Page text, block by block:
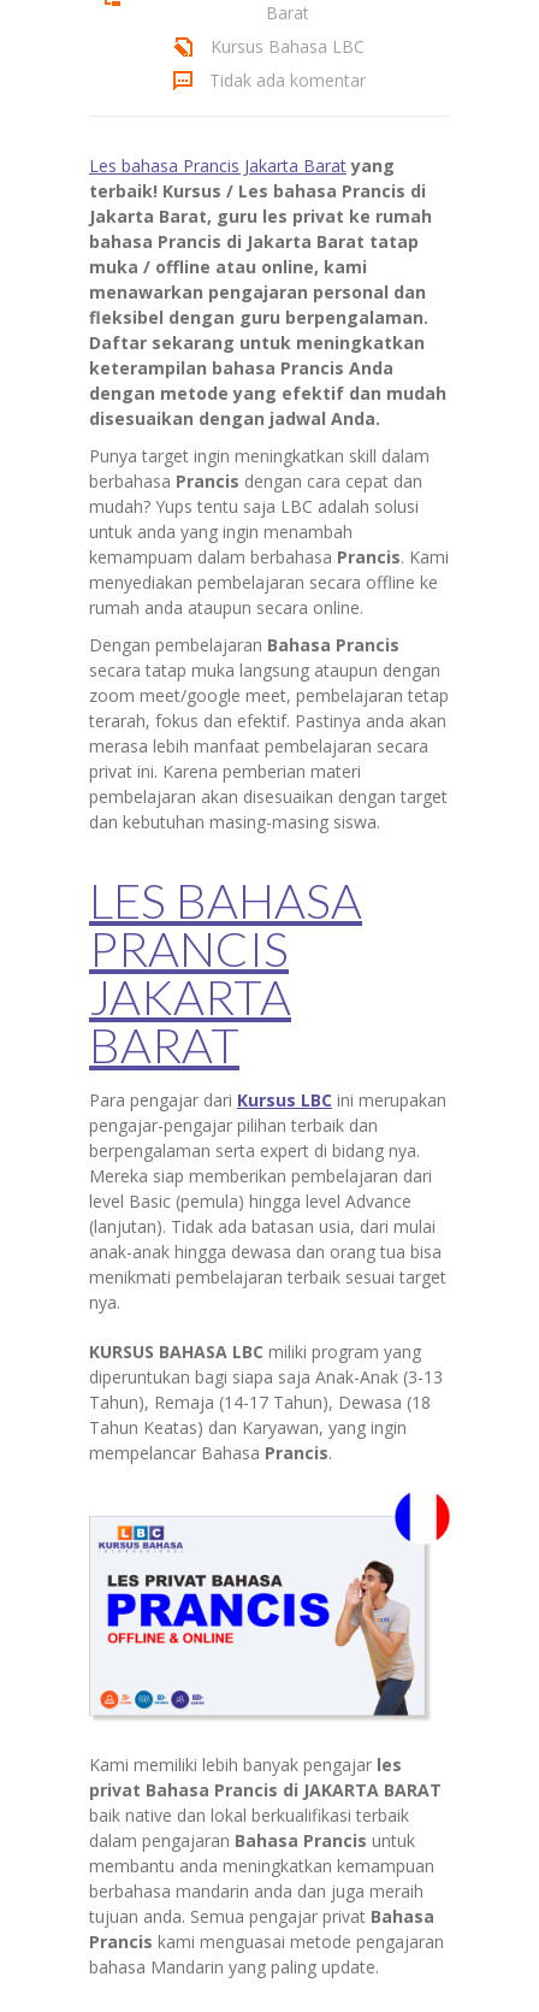
Barat
Kursus Bahasa LBC
Tidak ada komentar
Les bahasa Prancis Jakarta Baratyang
terbaik! Kursus / Les bahasa Prancis di
Jakarta Barat, guru les privat ke rumah
bahasa Prancis di Jakarta Barat tatap
muka / offline atau online, kami
menawarkan pengajaran personal dan
fleksibel dengan guru berpengalaman.
Daftar sekarang untuk meningkatkan
keterampilan bahasa Prancis Anda
dengan metode yang efektif dan mudah
disesuaikan dengan jadwal Anda.
Punya target ingin meningkatkan skill dalam
berbahasa Prancis dengan cara cepat dan
mudah? Yups tentu saja LBC adalah solusi
untuk anda yang ingin menambah
kemampuam dalam berbahasa Prancis. Kami
menyediakan pembelajaran secara offline ke
rumah anda ataupun secara online.
Dengan pembelajaran Bahasa Prancis
secara tatap muka langsung ataupun dengan
zoom meet/google meet, pembelajaran tetap
terarah, fokus dan efektif. Pastinya anda akan
merasa lebih manfaat pembelajaran secara
privat ini. Karena pemberian materi
pembelajaran akan disesuaikan dengan target
dan kebutuhan masing-masing siswa.
LES BAHASA
PRANCIS
JAKARTA
BARAT
Para pengajar dari Kursus LBC ini merupakan
pengajar-pengajar pilihan terbaik dan
berpengalaman serta expert di bidang nya.
Mereka siap memberikan pembelajaran dari
level Basic (pemula) hingga level Advance
(lanjutan). Tidak ada batasan usia, dari mulai
anak-anak hingga dewasa dan orang tua bisa
menikmati pembelajaran terbaik sesuai target
nya.
KURSUS BAHASA LBC miliki program yang
diperuntukan bagi siapa saja Anak-Anak (3-13
Tahun), Remaja (14-17 Tahun), Dewasa (18
Tahun Keatas) dan Karyawan, yang ingin
mempelancar Bahasa Prancis.
Kami memiliki lebih banyak pengajar les
privat Bahasa Prancis di JAKARTA BARAT
baik native dan lokal berkualifikasi terbaik
dalam pengajaran Bahasa Prancis untuk
membantu anda meningkatkan kemampuan
berbahasa mandarin anda dan juga meraih
tujuan anda. Semua pengajar privat Bahasa
Prancis kami menguasai metode pengajaran
bahasa Mandarin yang paling update.